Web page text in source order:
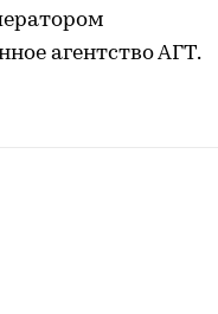
агентство АГТ.